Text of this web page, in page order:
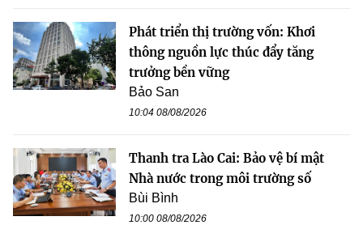
Phát triển thị trường vốn: Khơi
thông nguồn lực thúc đẩy tăng
trưởng bền vững
Bảo San
10:04 08/08/2026
Thanh tra Lào Cai: Bảo vệ bí mật
Nhà nước trong môi trường số
Bùi Bình
10:00 08/08/2026